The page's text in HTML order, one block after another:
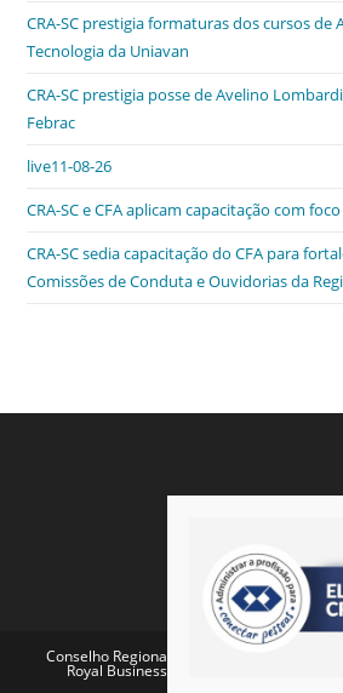
CRA-SC prestigia formaturas dos cursos de
Tecnologia da Uniavan
CRA-SC prestigia posse de Avelino
Febrac
live11-08-26
CRA-SC e CFA aplicam capacitação com
CRA-SC sedia capacitação do CFA para
Comissões de Conduta e Ouvidorias da
Conselho Regional de Administração de
Royal Business Center - Av. Pref. Osmar